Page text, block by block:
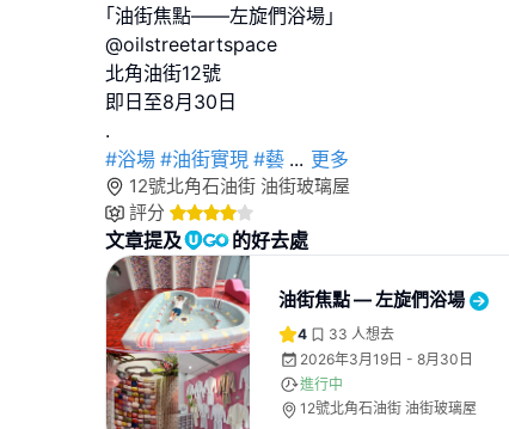
｢油街焦點——左旋們浴場｣
@oilstreetartspace
北角油街12號
即日至8月30日
#浴場 #油街實現 #藝 ... 更多
12號北角石油街 油街玻璃屋
評分
文章提及 的好去處
油街焦點 — 左旋們浴場
4 33 人想去
2026年3月19日 - 8月30日
進行中
12號北角石油街 油街玻璃屋